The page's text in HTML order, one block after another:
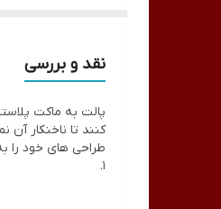
نقد و بررسی
پالت به ماکت
طراحی های خود را
1.